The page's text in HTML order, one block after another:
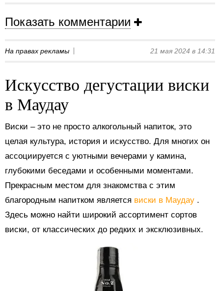
Показать комментарии
На правах рекламы 21 мая 2024 в 14:31
Искусство дегустации виски
в Маудау
Виски – это не просто алкогольный напиток, это
целая культура, история и искусство. Для многих он
ассоциируется с уютными вечерами у камина,
глубокими беседами и особенными моментами.
Прекрасным местом для знакомства с этим
благородным напитком является виски в Маудау .
Здесь можно найти широкий ассортимент сортов
виски, от классических до редких и эксклюзивных.